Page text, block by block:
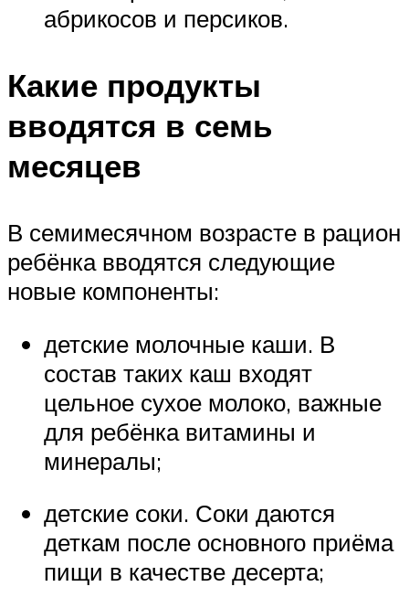
абрикосов и персиков.
Какие продукты
вводятся в семь
месяцев
В семимесячном возрасте в рацион
ребёнка вводятся следующие
новые компоненты:
детские молочные каши. В
состав таких каш входят
цельное сухое молоко, важные
для ребёнка витамины и
минералы;
детские соки. Соки даются
деткам после основного приёма
пищи в качестве десерта;